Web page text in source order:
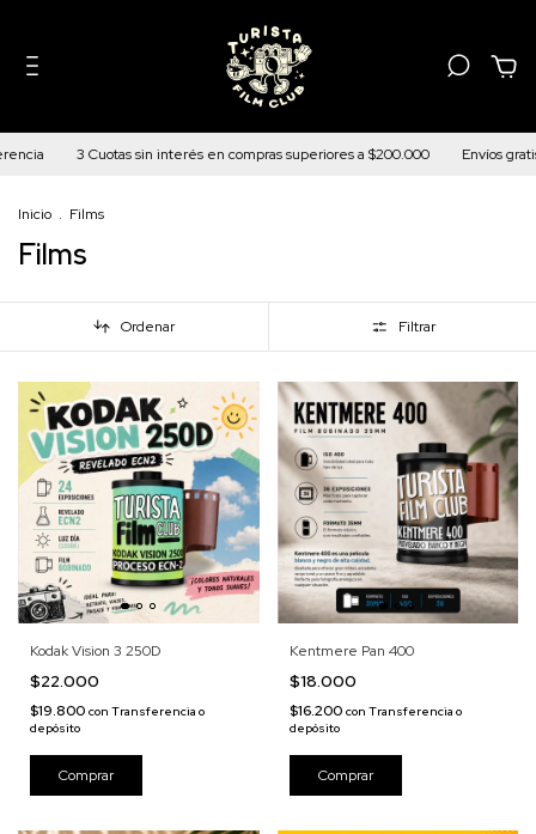
3 Cuotas sin interés en compras superiores a $200.000 Envíos gratis a todo
Inicio . Films
Films
Ordenar Filtrar
Kodak Vision 3 250D
$22.000
$19.800 con Transferencia o
depósito
Kentmere Pan 400
$18.000
$16.200 con Transferencia o
depósito